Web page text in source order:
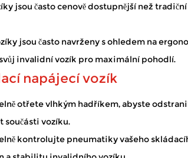
jsou často cenově dostupnější než
jsou často navrženy s ohledem na
invalidní vozík pro maximální pohodlí.
napájecí vozík
otřete vlhkým hadříkem, abyste
vozíku.
kontrolujte pneumatiky vašeho